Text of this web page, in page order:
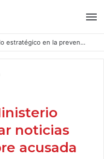
Inteligencia Artificial: Un aliado estratégico en la prevención del acoso y la violencia laboral bajo la Ley Karin
noticias
acusada